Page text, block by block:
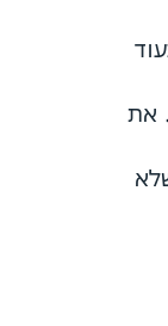
שכל עובד נחשף רק למה שהוא צריך לדעת, ומערכת ניטור בזמן אמת עוקבת אחרי כל פעילות ברשת – 24/7. את